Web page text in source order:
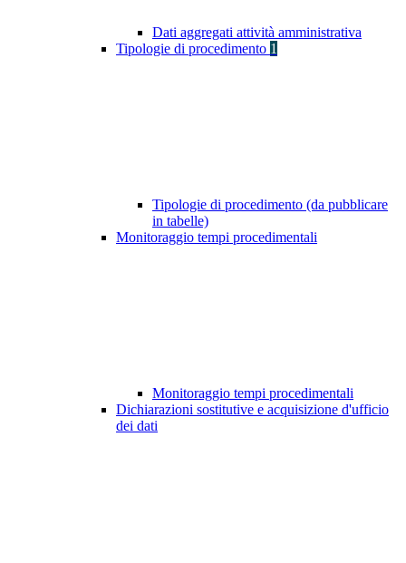
Dati aggregati attività amministrativa
Tipologie di procedimento 1
Tipologie di procedimento (da pubblicare
in tabelle)
Monitoraggio tempi procedimentali
Monitoraggio tempi procedimentali
Dichiarazioni sostitutive e acquisizione d'ufficio
dei dati